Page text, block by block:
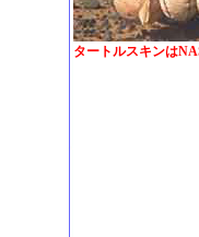
タートルスキンは